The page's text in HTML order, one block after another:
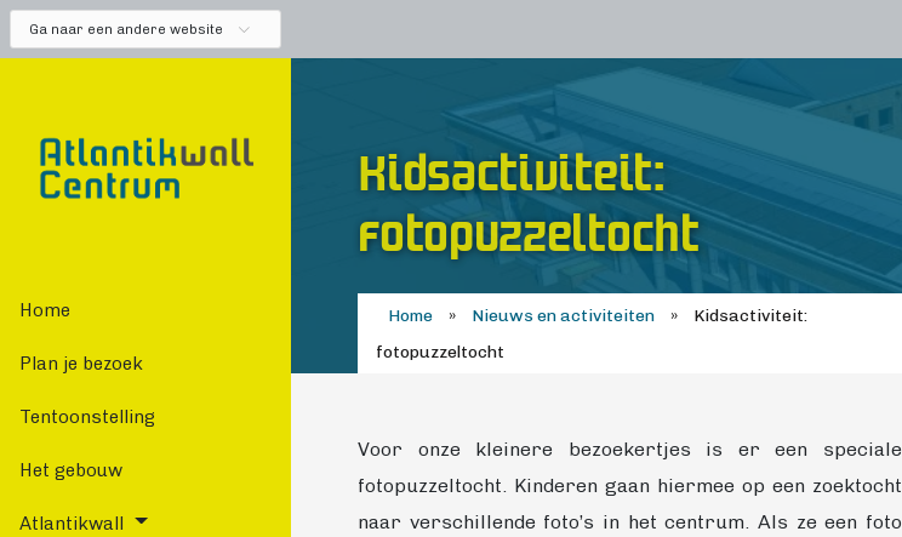
Ga naar een andere website
Home
Plan je bezoek
Tentoonstelling
Het gebouw
Atlantikwall
Kidsactiviteit:
fotopuzzeltocht
Home » Nieuws en activiteiten »
Kidsactiviteit:
fotopuzzeltocht
Voor onze kleinere bezoekertjes is er een speciale
fotopuzzeltocht. Kinderen gaan hiermee op een zoektocht
naar verschillende foto’s in het centrum. Als ze een foto